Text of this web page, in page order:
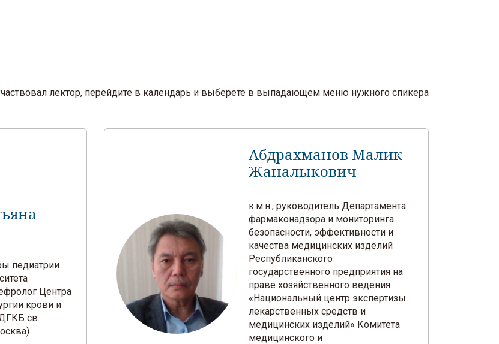
лектор, перейдите в календарь и выберете в выпадающем меню нужного спикера
педиатрии
Центра
крови и
св.
Абдрахманов Малик
Жаналыкович
к.м.н., руководитель Департамента
фармаконадзора и мониторинга
безопасности, эффективности и
качества медицинских изделий
Республиканского
государственного предприятия на
праве хозяйственного ведения
«Национальный центр экспертизы
лекарственных средств и
медицинских изделий» Комитета
медицинского и